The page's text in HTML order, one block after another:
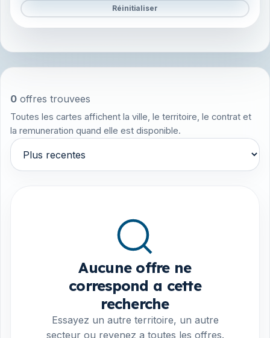
Réinitialiser
0 offres trouvees
Toutes les cartes affichent la ville, le territoire, le contrat et
la remuneration quand elle est disponible.
Trier par
Aucune offre ne
correspond a cette
recherche
Essayez un autre territoire, un autre
secteur ou revenez a toutes les offres.